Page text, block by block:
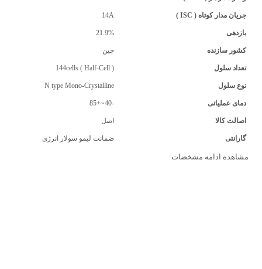
جریان مدار کوتاه ( ISC ) 14A
بازدهی 21.9%
کشور سازنده چین
تعداد سلول 144cells ( Half-Cell )
نوع سلول N type Mono-Crystalline
دمای عملیاتی -40~+85
اصالت کالا اصل
گارانتی ضمانت لیمو سولار انرژی
مشاهده ادامه مشخصات